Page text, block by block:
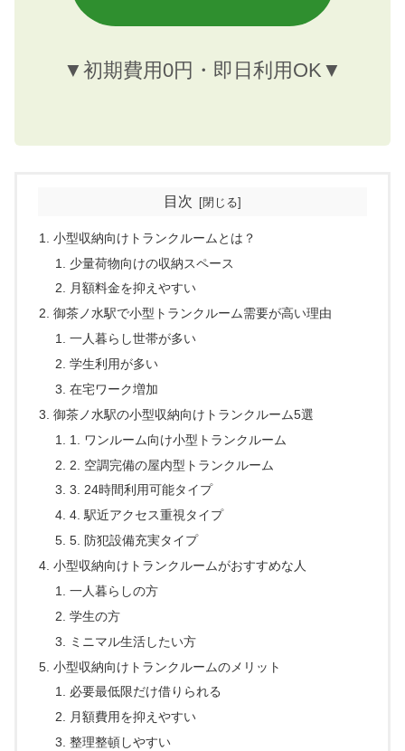
▼初期費用0円・即日利用OK▼
目次
小型収納向けトランクルームとは？
少量荷物向けの収納スペース
月額料金を抑えやすい
御茶ノ水駅で小型トランクルーム需要が高い理由
一人暮らし世帯が多い
学生利用が多い
在宅ワーク増加
御茶ノ水駅の小型収納向けトランクルーム5選
1. ワンルーム向け小型トランクルーム
2. 空調完備の屋内型トランクルーム
3. 24時間利用可能タイプ
4. 駅近アクセス重視タイプ
5. 防犯設備充実タイプ
小型収納向けトランクルームがおすすめな人
一人暮らしの方
学生の方
ミニマル生活したい方
小型収納向けトランクルームのメリット
必要最低限だけ借りられる
月額費用を抑えやすい
整理整頓しやすい